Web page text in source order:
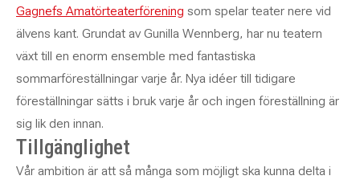
Gagnefs Amatörteaterförening som spelar teater nere vid
älvens kant. Grundat av Gunilla Wennberg, har nu teatern
växt till en enorm ensemble med fantastiska
sommarföreställningar varje år. Nya idéer till tidigare
föreställningar sätts i bruk varje år och ingen föreställning är
sig lik den innan.
Tillgänglighet
Vår ambition är att så många som möjligt ska kunna delta i